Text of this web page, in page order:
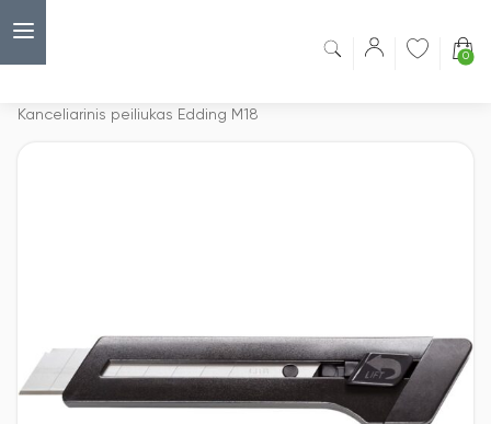
0
Kanceliarinis peiliukas Edding M18